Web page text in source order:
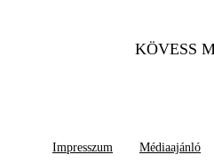
KÖVESS
Impresszum Médiaajánló